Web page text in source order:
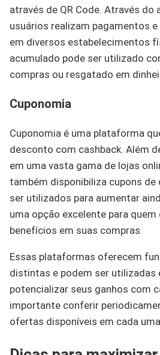
através de QR Code. Através do
usuários realizam pagamentos
em diversos estabelecimentos
acumulado pode ser utilizado
compras ou resgatado em
Cuponomia
Cuponomia é uma plataforma
desconto com cashback. Além
em uma vasta gama de lojas
também disponibiliza cupons
ser utilizados para aumentar
uma opção excelente para
benefícios em suas compras.
Essas plataformas oferecem
distintas e podem ser utilizadas
potencializar seus ganhos com
importante conferir
ofertas disponíveis em cada